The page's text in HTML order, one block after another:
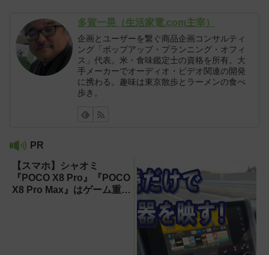
多賀一晃（生活家電.com主宰）
企画とユーザーを繋ぐ商品企画コンサルティ
ング「ポップアップ・プランニング・オフィ
ス」代表。米・食味鑑定士の資格を所有。大
手メーカーでオーディオ・ビデオ関連の開発
に携わる。趣味は東京散歩とラーメンの食べ
歩き。
PR
【スマホ】シャオミ
『POCO X8 Pro』『POCO
X8 Pro Max』はゲーム重視